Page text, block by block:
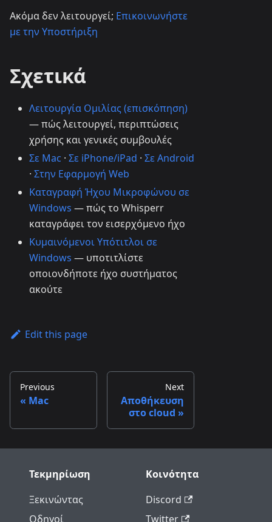
Ακόμα δεν λειτουργεί; Επικοινωνήστε
με την Υποστήριξη
Σχετικά
Λειτουργία Ομιλίας (επισκόπηση)
— πώς λειτουργεί, περιπτώσεις
χρήσης και γενικές συμβουλές
Σε Mac · Σε iPhone/iPad · Σε Android
· Στην Εφαρμογή Web
Καταγραφή Ήχου Μικροφώνου σε
Windows — πώς το Whisperr
καταγράφει τον εισερχόμενο ήχο
Κυμαινόμενοι Υπότιτλοι σε
Windows — υποτιτλίστε
οποιονδήποτε ήχο συστήματος
ακούτε
Edit this page
Previous
Mac
Next
Αποθήκευση
στο cloud
Τεκμηρίωση
Ξεκινώντας
Οδηγοί
Κοινότητα
Discord
Twitter